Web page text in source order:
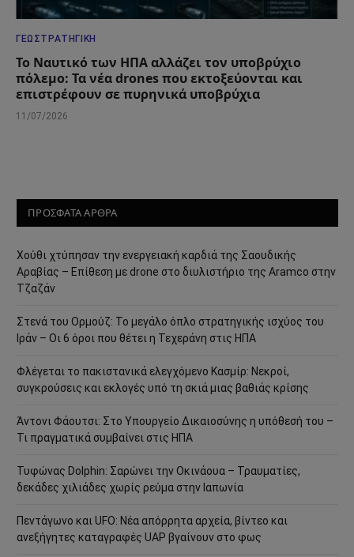
ΓΕΩΣΤΡΑΤΗΓΙΚΉ
Το Ναυτικό των ΗΠΑ αλλάζει τον υποβρύχιο
πόλεμο: Τα νέα drones που εκτοξεύονται και
επιστρέφουν σε πυρηνικά υποβρύχια
11/07/2026
ΠΡΟΣΦΑΤΑ ΑΡΘΡΑ
Χούθι χτύπησαν την ενεργειακή καρδιά της Σαουδικής
Αραβίας – Επίθεση με drone στο διυλιστήριο της Aramco στην
Τζαζάν
Στενά του Ορμούζ: Το μεγάλο όπλο στρατηγικής ισχύος του
Ιράν – Οι 6 όροι που θέτει η Τεχεράνη στις ΗΠΑ
Φλέγεται το πακιστανικά ελεγχόμενο Κασμίρ: Νεκροί,
συγκρούσεις και εκλογές υπό τη σκιά μιας βαθιάς κρίσης
Άντονι Φάουτσι: Στο Υπουργείο Δικαιοσύνης η υπόθεσή του –
Τι πραγματικά συμβαίνει στις ΗΠΑ
Τυφώνας Dolphin: Σαρώνει την Οκινάουα – Τραυματίες,
δεκάδες χιλιάδες χωρίς ρεύμα στην Ιαπωνία
Πεντάγωνο και UFO: Νέα απόρρητα αρχεία, βίντεο και
ανεξήγητες καταγραφές UAP βγαίνουν στο φως